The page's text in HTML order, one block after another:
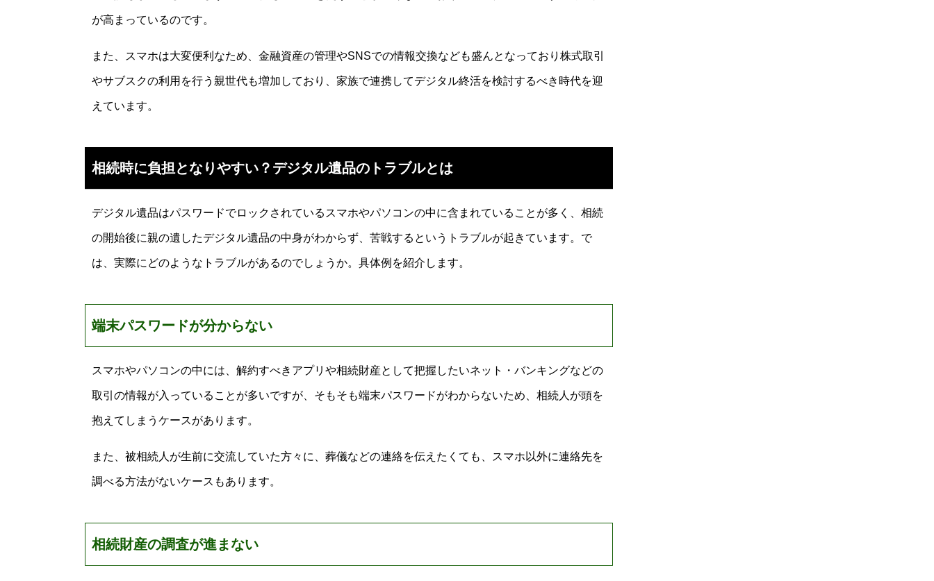
が高まっているのです。
また、スマホは大変便利なため、金融資産の管理やSNSでの情報交換なども盛んとなっており株式取引
やサブスクの利用を行う親世代も増加しており、家族で連携してデジタル終活を検討するべき時代を迎
えています。
相続時に負担となりやすい？デジタル遺品のトラブルとは
デジタル遺品はパスワードでロックされているスマホやパソコンの中に含まれていることが多く、相続
の開始後に親の遺したデジタル遺品の中身がわからず、苦戦するというトラブルが起きています。で
は、実際にどのようなトラブルがあるのでしょうか。具体例を紹介します。
端末パスワードが分からない
スマホやパソコンの中には、解約すべきアプリや相続財産として把握したいネット・バンキングなどの
取引の情報が入っていることが多いですが、そもそも端末パスワードがわからないため、相続人が頭を
抱えてしまうケースがあります。
また、被相続人が生前に交流していた方々に、葬儀などの連絡を伝えたくても、スマホ以外に連絡先を
調べる方法がないケースもあります。
相続財産の調査が進まない